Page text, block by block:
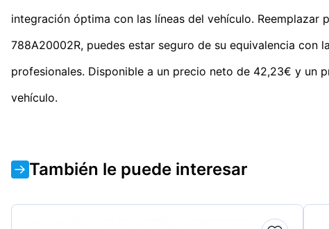
integración óptima con las líneas del vehículo.
788A20002R, puedes estar seguro de su equivalencia con
profesionales. Disponible a un precio neto de 42,23€ y un
vehículo.
También le puede interesar